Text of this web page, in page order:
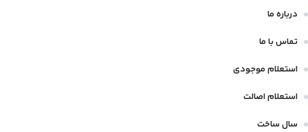
درباره ما
تماس با ما
استعلام موجودی
استعلام اصالت
سال ساخت